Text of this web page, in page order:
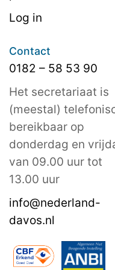
Log in
Contact
0182 – 58 53 90
Het secretariaat is
(meestal)
bereikbaar op
donderdag en
van 09.00 uur tot
13.00 uur
info@nederland-
davos.nl